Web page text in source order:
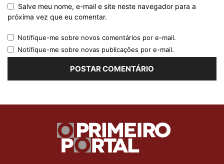
Salve meu nome, e-mail e site neste navegador para a
próxima vez que eu comentar.
Notifique-me sobre novos comentários por e-mail.
Notifique-me sobre novas publicações por e-mail.